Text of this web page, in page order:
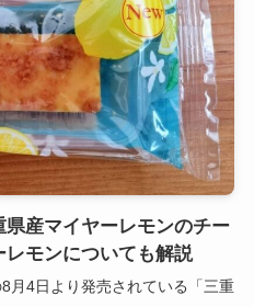
県産マイヤーレモンのチー
モンについても解説
月4日より発売されている「三重